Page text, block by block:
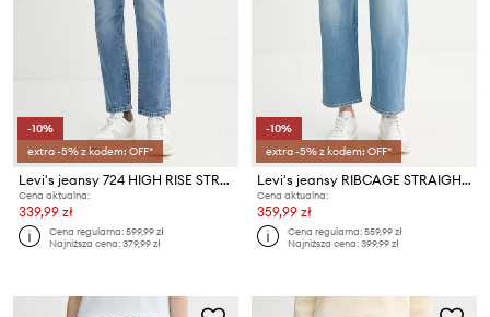
-10%
extra -5% z kodem: OFF*
Levi's jeansy 724 HIGH RISE STRAIGHT
Cena aktualna:
339,99 zł
Cena regularna:599,99 zł
Najniższa cena:379,99 zł
-10%
extra -5% z kodem: OFF*
Levi's jeansy RIBCAGE STRAIGHT ANKLE
Cena aktualna:
359,99 zł
Cena regularna:559,99 zł
Najniższa cena:399,99 zł